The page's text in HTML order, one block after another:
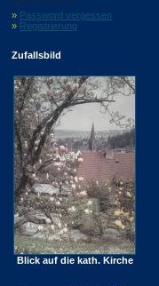
» Password vergessen
» Registrierung
Zufallsbild
Blick auf die kath. Kirche